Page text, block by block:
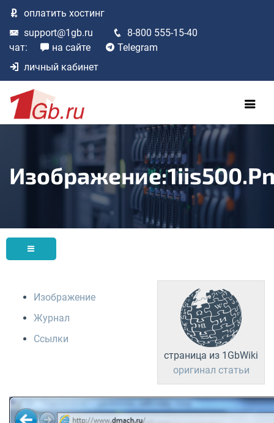
оплатить хостинг
support@1gb.ru
8-800 555-15-40
чат:
на сайте
Telegram
личный кабинет
страница из 1GbWiki
оригинал статьи
Изображение
Журнал
Ссылки